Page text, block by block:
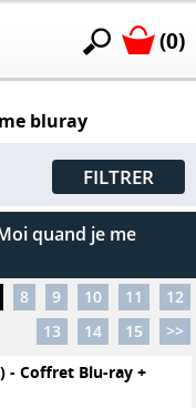
(0)
bluray
FILTRER
quand je me
8 9 10 11
12
13
14 15
>>
- Coffret Blu-ray +